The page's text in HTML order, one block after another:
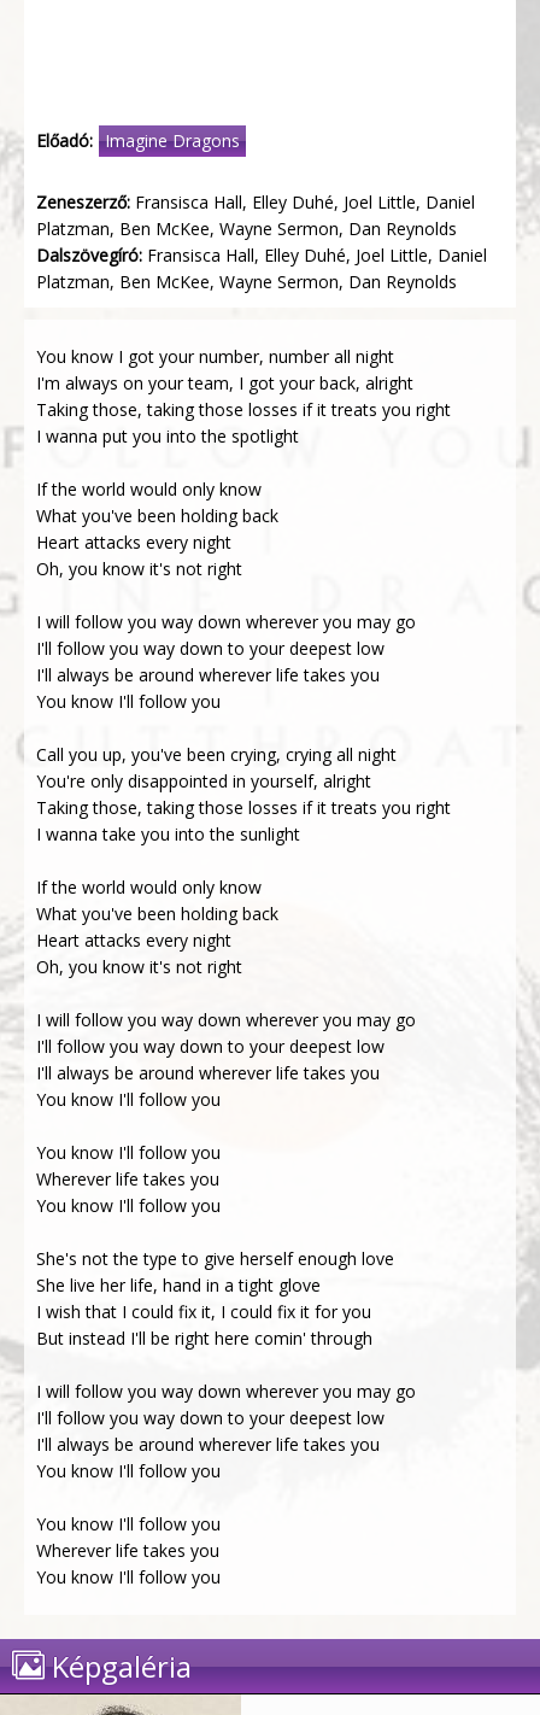
Előadó: Imagine Dragons
Zeneszerző: Fransisca Hall, Elley Duhé, Joel Little, Daniel
Platzman, Ben McKee, Wayne Sermon, Dan Reynolds
Dalszövegíró: Fransisca Hall, Elley Duhé, Joel Little, Daniel
Platzman, Ben McKee, Wayne Sermon, Dan Reynolds
You know I got your number, number all night
I'm always on your team, I got your back, alright
Taking those, taking those losses if it treats you right
I wanna put you into the spotlight
If the world would only know
What you've been holding back
Heart attacks every night
Oh, you know it's not right
I will follow you way down wherever you may go
I'll follow you way down to your deepest low
I'll always be around wherever life takes you
You know I'll follow you
Call you up, you've been crying, crying all night
You're only disappointed in yourself, alright
Taking those, taking those losses if it treats you right
I wanna take you into the sunlight
If the world would only know
What you've been holding back
Heart attacks every night
Oh, you know it's not right
I will follow you way down wherever you may go
I'll follow you way down to your deepest low
I'll always bе around wherever lifе takes you
You know I'll follow you
You know I'll follow you
Wherever life takes you
You know I'll follow you
She's not the type to give herself enough love
She live her life, hand in a tight glove
I wish that I could fix it, I could fix it for you
But instead I'll be right here comin' through
I will follow you way down wherever you may go
I'll follow you way down to your deepest low
I'll always be around wherever life takes you
You know I'll follow you
You know I'll follow you
Wherever life takes you
You know I'll follow you
Képgaléria